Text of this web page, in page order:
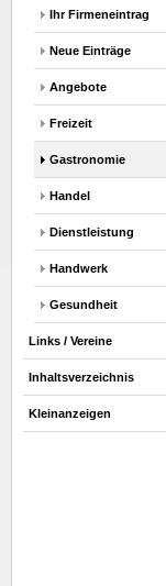
Ihr Firmeneintrag
Neue Einträge
Angebote
Freizeit
Gastronomie
Handel
Dienstleistung
Handwerk
Gesundheit
Links / Vereine
Inhaltsverzeichnis
Kleinanzeigen